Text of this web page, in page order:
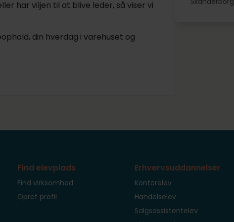
har viljen til at blive leder, så viser vi
din hverdag i varehuset og
Find elevplads
Find virksomhed
Opret profil
Erhvervsuddannelser
Kontorelev
Handelselev
Salgsassistentelev